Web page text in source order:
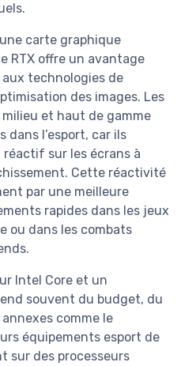
carte graphique
RTX offre un avantage
technologies de
des images. Les
milieu et haut de gamme
l’esport, car ils
sur les écrans à
Cette réactivité
par une meilleure
rapides dans les jeux
ou dans les combats
Intel Core et un
souvent du budget, du
comme le
équipements esport de
sur des processeurs